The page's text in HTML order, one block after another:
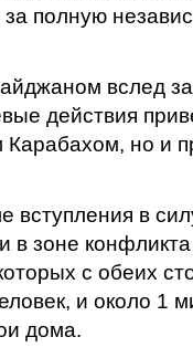
полную
вслед
действия
Карабахом, но и
вступления в
в зоне
с обеих
и около 1
дома.